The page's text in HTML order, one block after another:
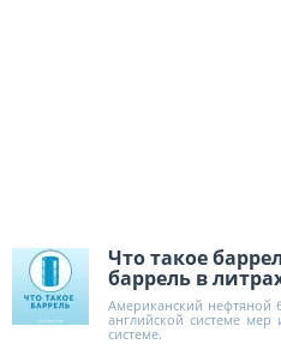
Что такое
баррель в
Американский нефтяной
английской системе мер
системе.